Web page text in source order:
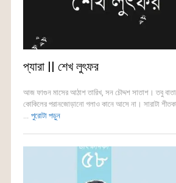
প্যারা || শেখ লুৎফর
আজ ফাগুন মাসের আঠাশ তারিখ, সন চৌদ্দশ সাতাশ। তবু
কোকিলের পরানজোড়ানো গলাও কানে আসে না। সারাটা
... পুরোটা পড়ুন